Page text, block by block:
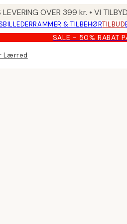
LEVERING OVER 399 kr. • VI
RAMMER & TILBEHØRTILBUD
SALE - 50% RABAT
Lærred